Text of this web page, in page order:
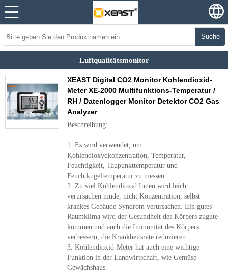
Suche
Luftqualitätsmonitor
XEAST Digital CO2 Monitor Kohlendioxid-
Meter XE-2000 Multifunktions-Temperatur /
RH / Datenlogger Monitor Detektor CO2 Gas
Analyzer
Beschreibung:
1. Es wird verwendet, um
Kohlendioxydkonzentration, Temperatur,
Feuchtigkeit, Taupunkttemperatur und
Feuchtkugeltemperatur zu messen
2. Zu viel Kohlendioxid Innen wird leicht
verursachen müde, nicht Konzentration, selbst
krankes Gebäude Syndrom verursachen. Ein gutes
Raumklima wird der Gesundheit des Körpers zugute
kommen und auch die Immunität des Körpers
verbessern, die Krankheitsrate reduzieren
3. Kohlendioxid-Meter hat auch eine wichtige
Funktion in der Landwirtschaft, wie Gemüse-
Gewächshaus